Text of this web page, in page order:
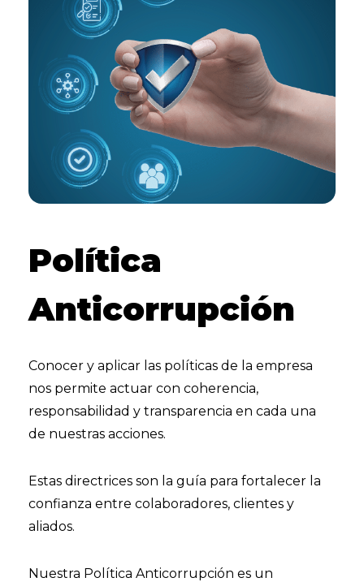
Política
Anticorrupción
Conocer y aplicar las políticas de la empresa
nos permite actuar con coherencia,
responsabilidad y transparencia en cada una
de nuestras acciones.
Estas directrices son la guía para fortalecer la
confianza entre colaboradores, clientes y
aliados.
Nuestra Política Anticorrupción es un